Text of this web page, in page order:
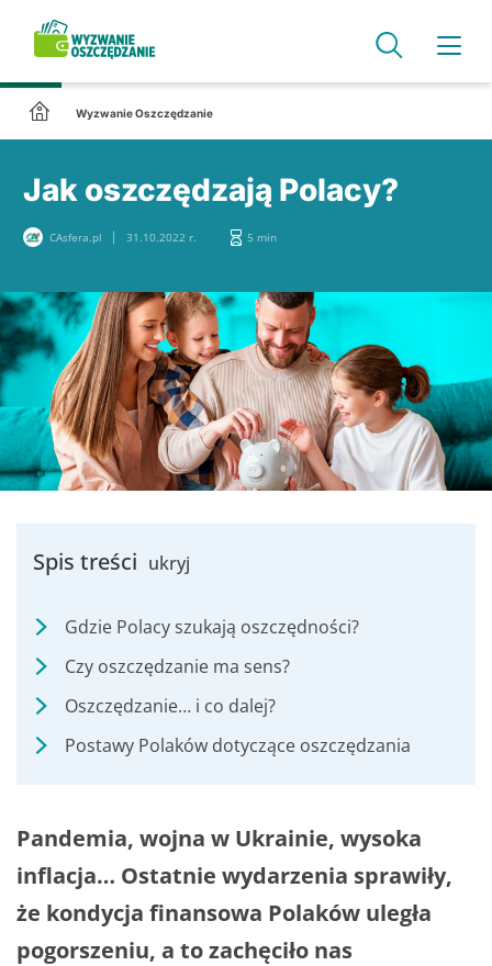
Wyzwanie Oszczędzanie
Jak oszczędzają Polacy?
CAsfera.pl 31.10.2022 r. 5 min
Spis treści ukryj
Gdzie Polacy szukają oszczędności?
Czy oszczędzanie ma sens?
Oszczędzanie… i co dalej?
Postawy Polaków dotyczące oszczędzania
Pandemia, wojna w Ukrainie, wysoka
inflacja… Ostatnie wydarzenia sprawiły,
że kondycja finansowa Polaków uległa
pogorszeniu, a to zachęciło nas